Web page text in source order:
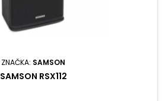
ZNAČKA: SAMSON
SAMSON RSX112